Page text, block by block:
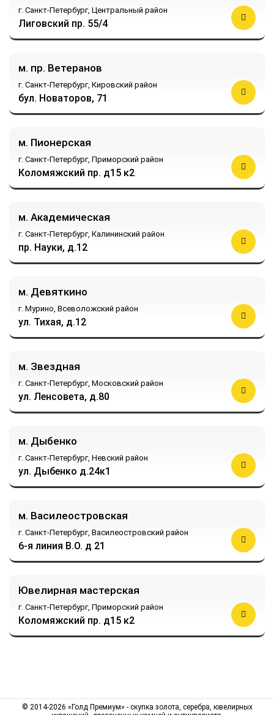
г. Санкт-Петербург, Центральный район
Лиговский пр. 55/4
м. пр. Ветеранов
г. Санкт-Петербург, Кировский район
бул. Новаторов, 71
м. Пионерская
г. Санкт-Петербург, Приморский район
Коломяжский пр. д15 к2
м. Академическая
г. Санкт-Петербург, Калининский район
пр. Науки, д.12
м. Девяткино
г. Мурино, Всеволожский район
ул. Тихая, д.12
м. Звездная
г. Санкт-Петербург, Московский район
ул. Ленсовета, д.80
м. Дыбенко
г. Санкт-Петербург, Невский район
ул. Дыбенко д.24к1
м. Василеостровская
г. Санкт-Петербург, Василеостровский район
6-я линия В.О. д 21
Ювелирная мастерская
г. Санкт-Петербург, Приморский район
Коломяжский пр. д15 к2
© 2014-2026 «Голд Премиум» - скупка золота, серебра, ювелирных